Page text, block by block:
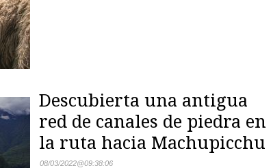
Descubierta una antigua
red de canales de piedra en
la ruta hacia Machupicchu
08/03/2022@09:38:06